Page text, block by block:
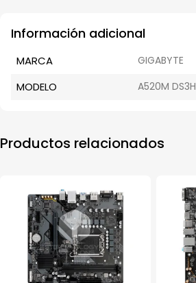
Información adicional
MARCA GIGABYTE
MODELO A520M DS3H
Productos relacionados